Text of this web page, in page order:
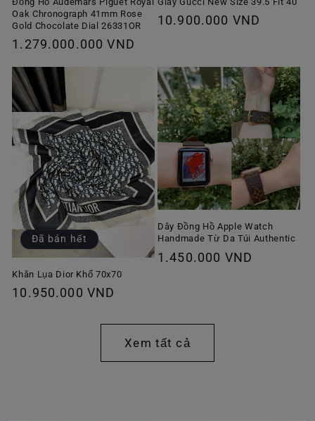
Oak Chronograph 41mm Rose
Gold Chocolate Dial 26331OR
Giá
thường
1.279.000.000 VND
Giá
10.900.000 VND
Đã bán hết
Khăn Lụa Dior Khổ 70x70
Giá
10.950.000 VND
Dây Đồng Hồ Apple Watch
Handmade Từ Da Túi Authentic
Giá
1.450.000 VND
Xem tất cả